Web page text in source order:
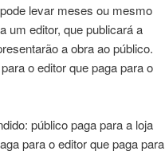
levar meses ou mesmo
um editor, que publicará a
a obra ao público.
o editor que paga para o
público paga para a loja
para o editor que paga para